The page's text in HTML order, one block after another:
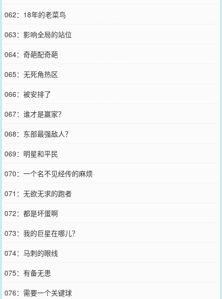
062：18年的老菜鸟
063：影响全局的站位
064：奇葩配奇葩
065：无死角热区
066：被安排了
067：谁才是赢家？
068：东部最强敌人？
069：明星和平民
070：一个名不见经传的麻烦
071：无欲无求的跑者
072：都是坏蛋啊
073：我的巨星在哪儿？
074：马刺的眼线
075：有备无患
076：需要一个关键球